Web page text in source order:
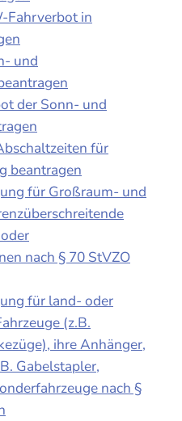
Fahrverbot in
und
der Sonn- und
für
beantragen
für Großraum- und
nach § 70 StVZO
für land- oder
(z.B.
ihre Anhänger,
Gabelstapler,
nach §